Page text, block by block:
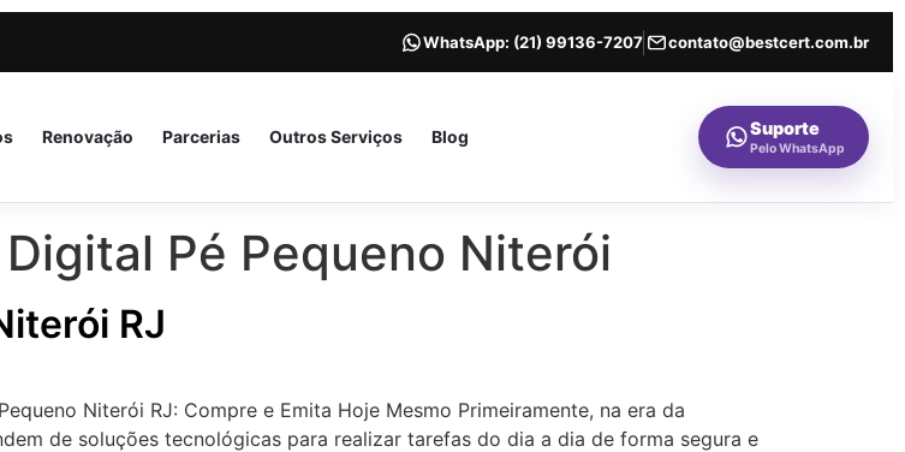
WhatsApp: (21) 99136-7207 contato@bestcert.com.br
Renovação Parcerias Outros Serviços Blog Suporte
Pelo WhatsApp
Pé Pequeno Niterói
RJ
Niterói RJ: Compre e Emita Hoje Mesmo Primeiramente, na era da
de soluções tecnológicas para realizar tarefas do dia a dia de forma segura e